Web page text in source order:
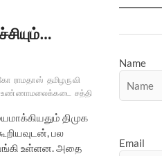
ராமதாஸ் தமிழருவி
உண்ணாமலைக்கடை சத்தியாக்கிரஹம் தமிழகம்
திமுக
பல
உள்ளன. அதை
Name
Email